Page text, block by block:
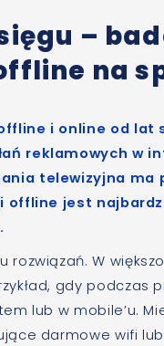
–
na
i online od lat
reklamowych w
telewizyjna ma
offline jest
rozwiązań. W
gdy
lub w mobile’u.
darmowe wifi